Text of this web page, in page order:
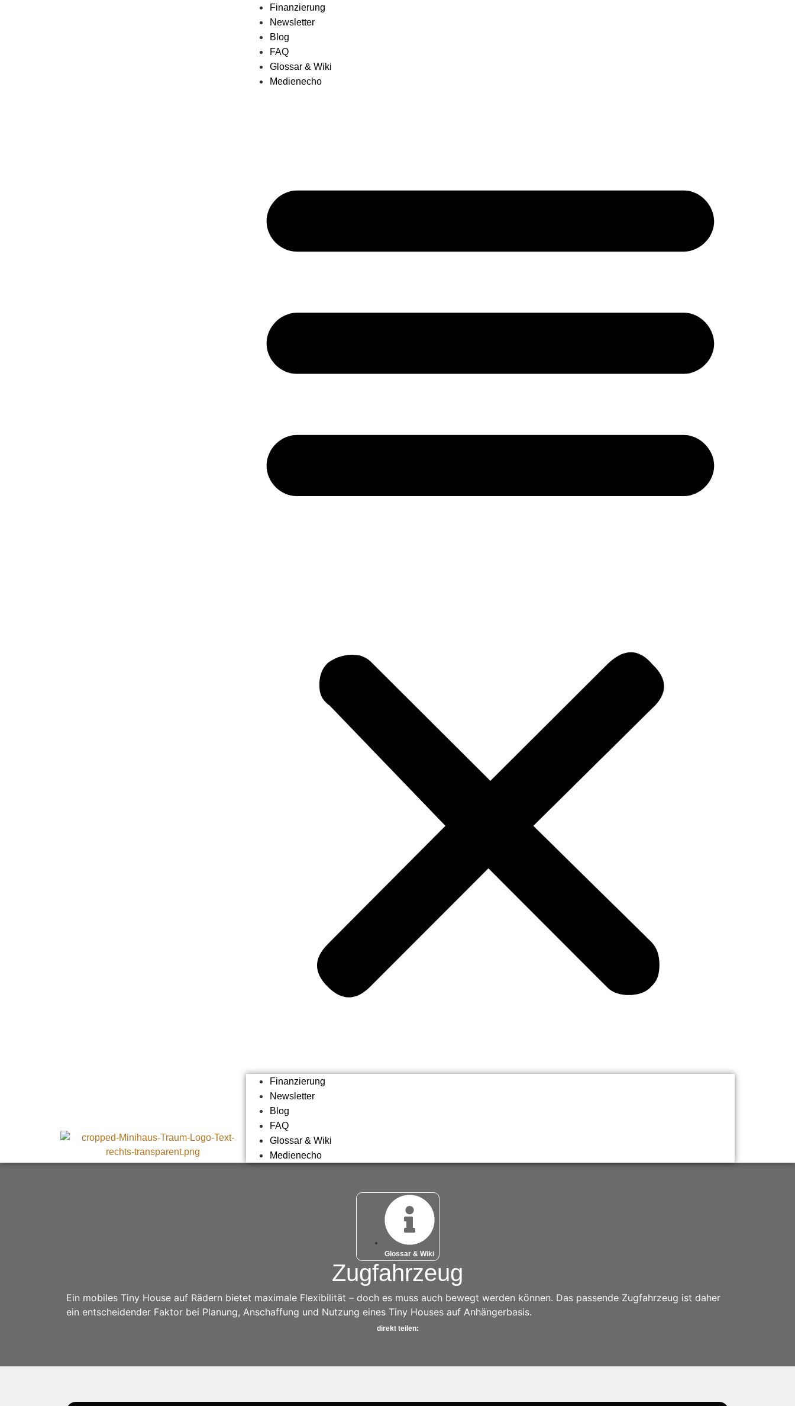
Finanzierung
Newsletter
Blog
FAQ
Glossar & Wiki
Medienecho
Finanzierung
Newsletter
Blog
FAQ
Glossar & Wiki
Medienecho
Glossar & Wiki
Zugfahrzeug
Ein mobiles Tiny House auf Rädern bietet maximale Flexibilität – doch es muss auch bewegt werden können. Das passende Zugfahrzeug ist daher
ein entscheidender Faktor bei Planung, Anschaffung und Nutzung eines Tiny Houses auf Anhängerbasis.
direkt teilen: